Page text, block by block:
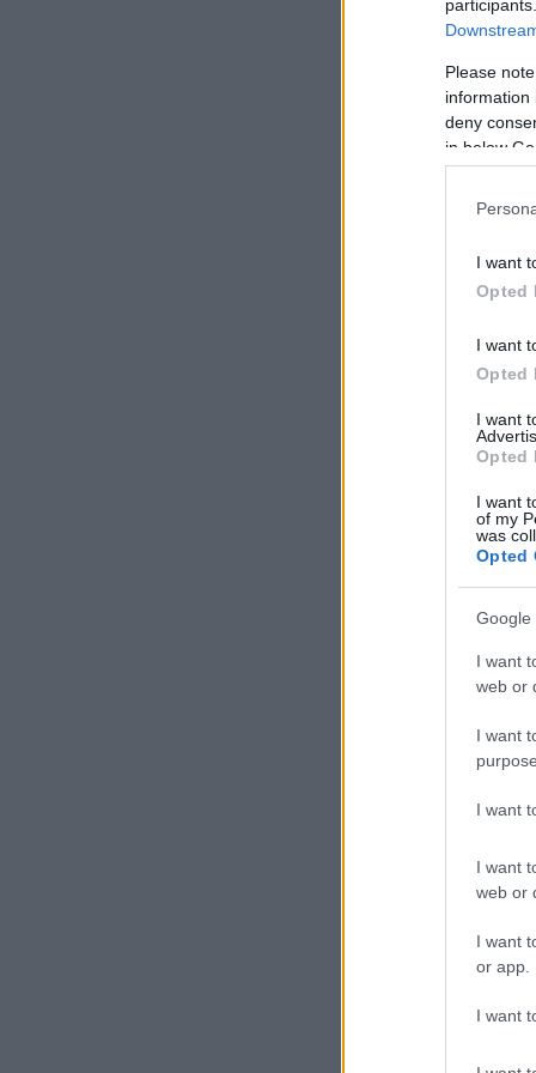
Please
information
deny
in below
I want
Opted
I want
Opted
I want
Opted
I want
of my
was
Opted
Google
I want
web or
I want
I want
I want
web or
I want
or app.
I want